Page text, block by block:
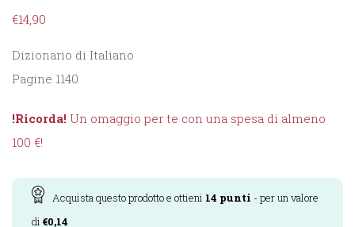
€14,90
Dizionario di Italiano
Pagine 1140
!Ricorda! Un omaggio per te con una spesa di almeno
100 €!
Acquista questo prodotto e ottieni 14 punti - per un valore
di €0,14